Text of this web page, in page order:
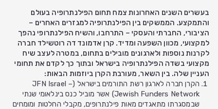
בעשרים השנים האחרונות צמח תחום הפילנתרופיה בעולם
והתמקצע. הממשקים בין הפילנתרופיה למגזרים האחרים –
הציבורי, החברתי והעסקי – התרחבו, והשיח הפילנתרופי נהפך
למקצועי, מכוון השפעה ומדיד. קרן אדמונד דה רוטשילד חברה
לקרנות נוספות ולארגונים מובילים בתחום, במטרה לעצב שיח
מקצועי בשדה הפילנתרופיה בישראל ובתוך כך לקדם את תחומי
העניין שלה. בין השאר, מעורבת הקרן ביוזמות הבאות:
הקרן חברה לארגון רשת התורמים בישראל (JFN Israel –
Jewish Funders Network) אשר מוביל כנס בינלאומי שנתי
שבמסגרתו מתאגדים מאות פילנתרופים, מקבלי החלטות ומומחים